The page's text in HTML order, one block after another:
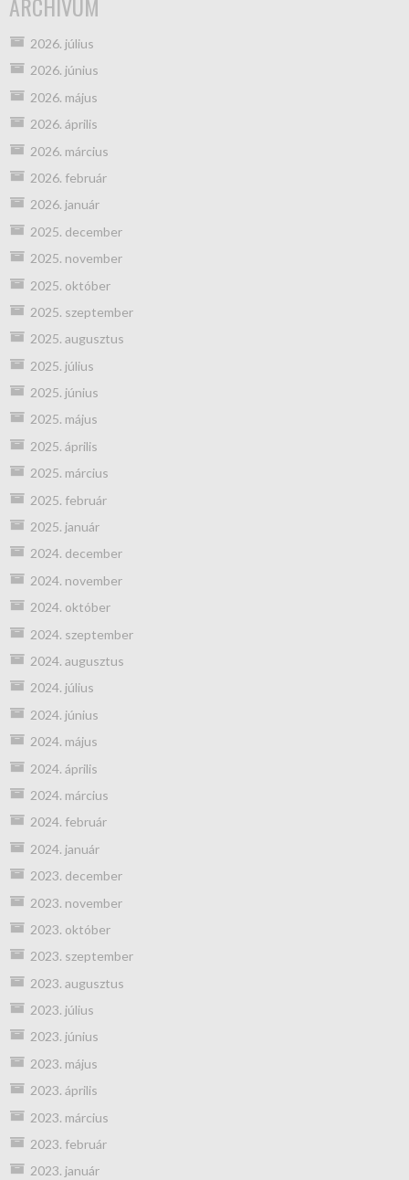
2026. július
2026. június
2026. május
2026. április
2026. március
2026. február
2026. január
2025. december
2025. november
2025. október
2025. szeptember
2025. augusztus
2025. július
2025. június
2025. május
2025. április
2025. március
2025. február
2025. január
2024. december
2024. november
2024. október
2024. szeptember
2024. augusztus
2024. július
2024. június
2024. május
2024. április
2024. március
2024. február
2024. január
2023. december
2023. november
2023. október
2023. szeptember
2023. augusztus
2023. július
2023. június
2023. május
2023. április
2023. március
2023. február
2023. január